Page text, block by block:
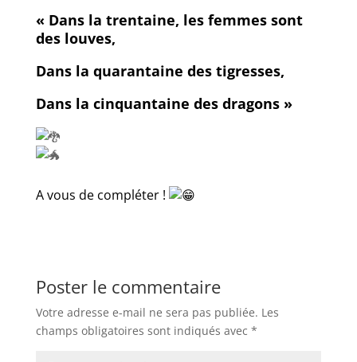
« Dans la trentaine, les femmes sont
des louves,
Dans la quarantaine des tigresses,
Dans la cinquantaine des dragons »
A vous de compléter !
Poster le commentaire
Votre adresse e-mail ne sera pas publiée. Les
champs obligatoires sont indiqués avec *